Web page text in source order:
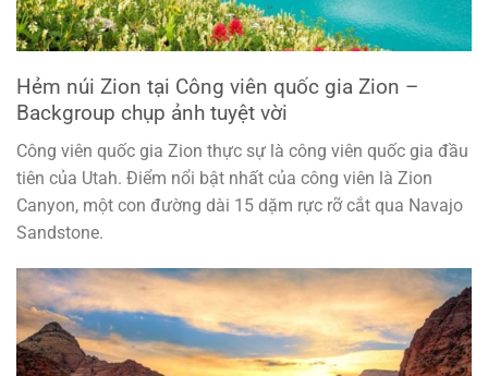
Hẻm núi Zion tại Công viên quốc gia Zion –
Backgroup chụp ảnh tuyệt vời
Công viên quốc gia Zion thực sự là công viên quốc gia đầu
tiên của Utah. Điểm nổi bật nhất của công viên là Zion
Canyon, một con đường dài 15 dặm rực rỡ cắt qua Navajo
Sandstone.